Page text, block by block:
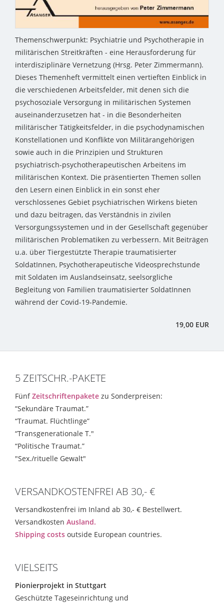
Themenschwerpunkt: Psychiatrie und Psychotherapie in
militärischen Streitkräften - eine Herausforderung für
interdisziplinäre Vernetzung (Hrsg. Peter Zimmermann).
Dieses Themenheft vermittelt einen vertieften Einblick in
die verschiedenen Arbeitsfelder, mit denen sich die
psychosoziale Versorgung in militärischen Systemen
auseinanderzusetzen hat - in die Besonderheiten
militärischer Tätigkeitsfelder, in die psychodynamischen
Konstellationen und Konflikte von Militärangehörigen
sowie auch in die Prinzipien und Strukturen
psychiatrisch-psychotherapeutischen Arbeitens im
militärischen Kontext. Die präsentierten Themen sollen
den Lesern einen Einblick in ein sonst eher
verschlossenes Gebiet psychiatrischen Wirkens bieten
und dazu beitragen, das Verständnis in zivilen
Versorgungssystemen und in der Gesellschaft gegenüber
militärischen Problematiken zu verbessern. Mit Beiträgen
u.a. über Tiergestützte Therapie traumatisierter
SoldatInnen, Psychotherapeutische Videosprechstunde
mit Soldaten im Auslandseinsatz, seelsorgliche
Begleitung von Familien traumatisierter SoldatInnen
während der Covid-19-Pandemie.
19,00 EUR
5 ZEITSCHR.-PAKETE
FünfZeitschriftenpakete zu Sonderpreisen:
“Sekundäre Traumat.”
“Traumat. Flüchtlinge”
“Transgenerationale T."
“Politische Traumat.”
"Sex./rituelle Gewalt"
VERSANDKOSTENFREI AB 30,- €
Versandkostenfrei im Inland ab 30,- € Bestellwert.
Versandkosten Ausland.
Shipping costs outside European countries.
VIELSEITS
Pionierprojekt in Stuttgart
Geschützte Tageseinrichtung und